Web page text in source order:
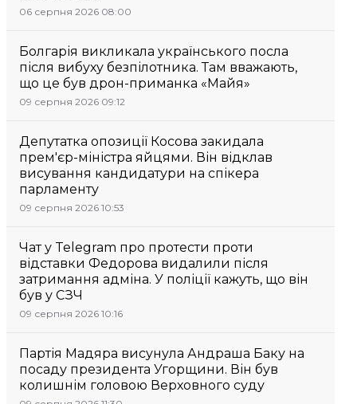
06 серпня 2026 08:00
Болгарія викликала українського посла
після вибуху безпілотника. Там вважають,
що це був дрон-приманка «Майя»
09 серпня 2026 09:12
Депутатка опозиції Косова закидала
прем'єр-міністра яйцями. Він відклав
висування кандидатури на спікера
парламенту
09 серпня 2026 10:53
Чат у Telegram про протести проти
відставки Федорова видалили після
затримання адміна. У поліції кажуть, що він
був у СЗЧ
09 серпня 2026 10:16
Партія Мадяра висунула Андраша Баку на
посаду президента Угорщини. Він був
колишнім головою Верховного суду